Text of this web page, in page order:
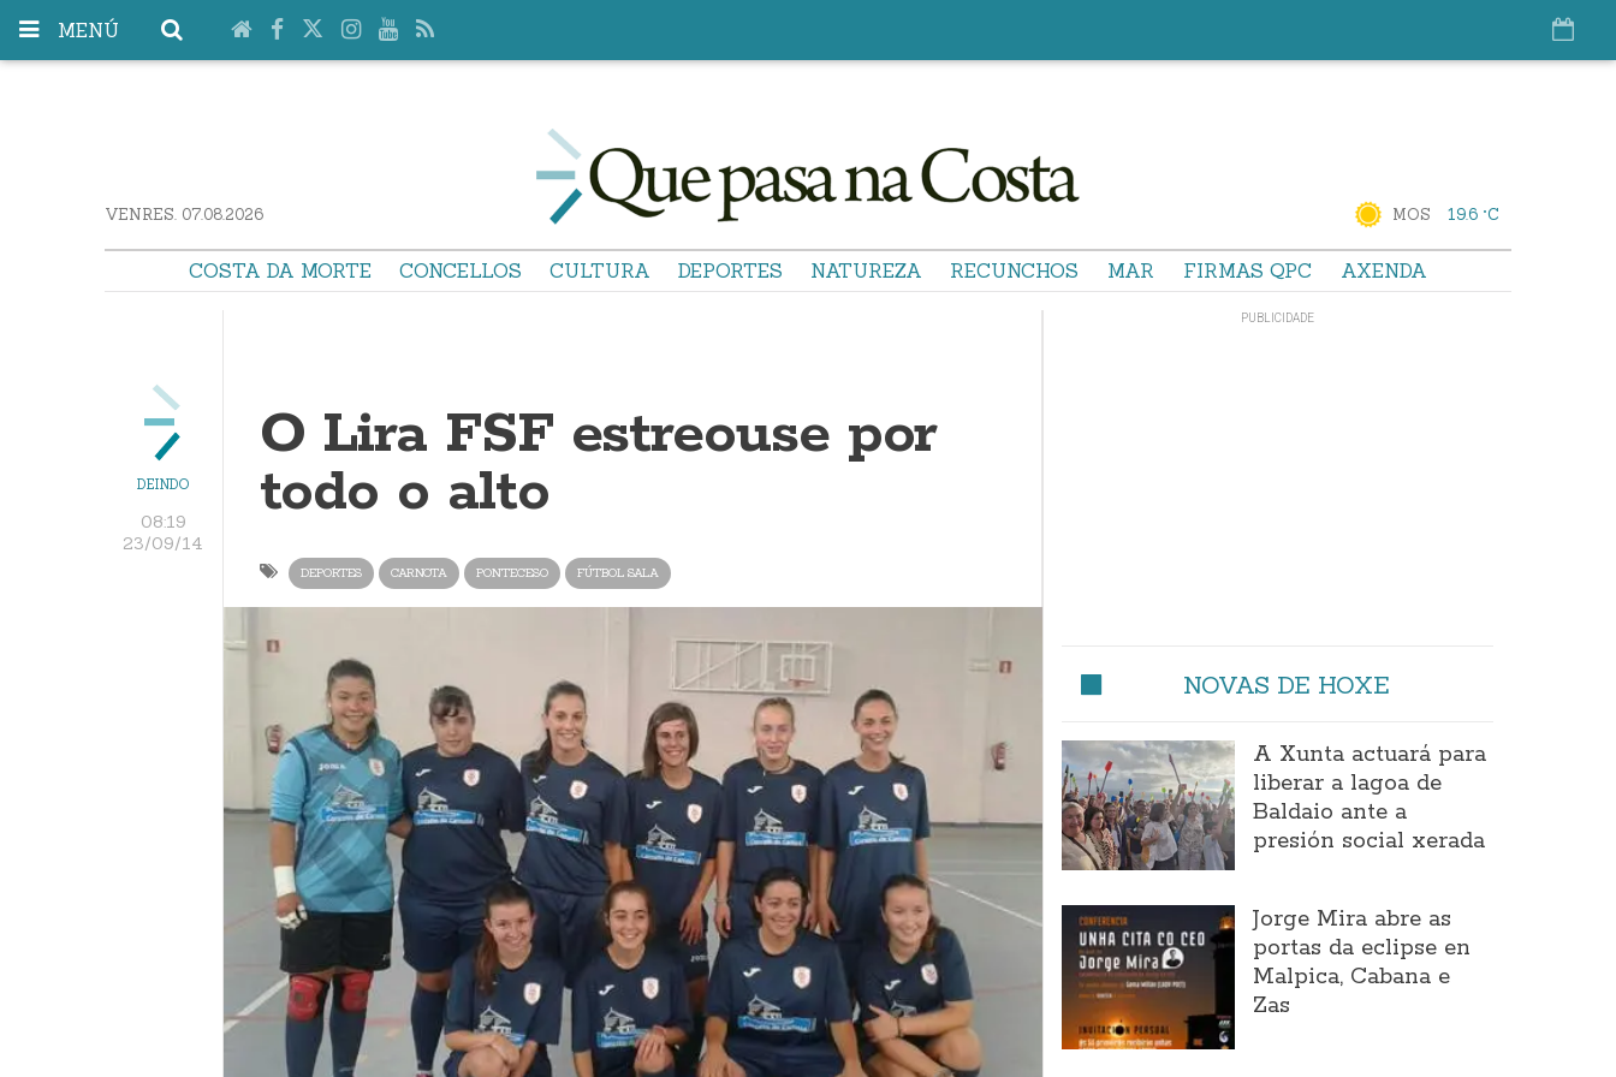
MENÚ
VENRES. 07.08.2026 MOS 19.6 °C
COSTA DA MORTE CONCELLOS CULTURA DEPORTES NATUREZA RECUNCHOS MAR FIRMAS QPC AXENDA
DEINDO
08:19
23/09/14
O Lira FSF estreouse por
todo o alto
DEPORTES CARNOTA PONTECESO FÚTBOL SALA
NOVAS DE HOXE
A Xunta actuará para
liberar a lagoa de
Baldaio ante a
presión social xerada
Jorge Mira abre as
portas da eclipse en
Malpica, Cabana e
Zas